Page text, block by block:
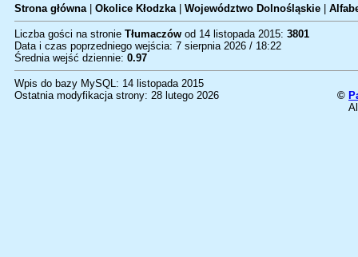
Strona główna| Okolice Kłodzka| Województwo Dolnośląskie
Liczba gości na stronie Tłumaczów od 14 listopada 2015: 3801
Data i czas poprzedniego wejścia: 7 sierpnia 2026 / 18:22
Średnia wejść dziennie: 0.97
Wpis do bazy MySQL: 14 listopada 2015
Ostatnia modyfikacja strony: 28 lutego 2026
©